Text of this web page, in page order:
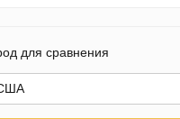
для сравнения